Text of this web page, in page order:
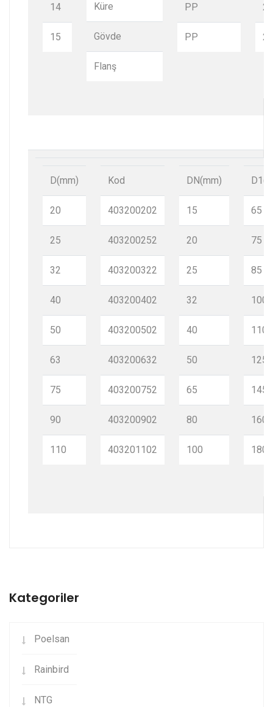
14
15
Küre
Gövde
Flanş
PP
PP
2
2
D(mm)
20
25
32
40
50
63
75
90
110
Kod
403200202
403200252
403200322
403200402
403200502
403200632
403200752
403200902
403201102
DN(mm)
15
20
25
32
40
50
65
80
100
65
75
85
100
110
125
145
160
180
Kategoriler
Poelsan
Rainbird
NTG